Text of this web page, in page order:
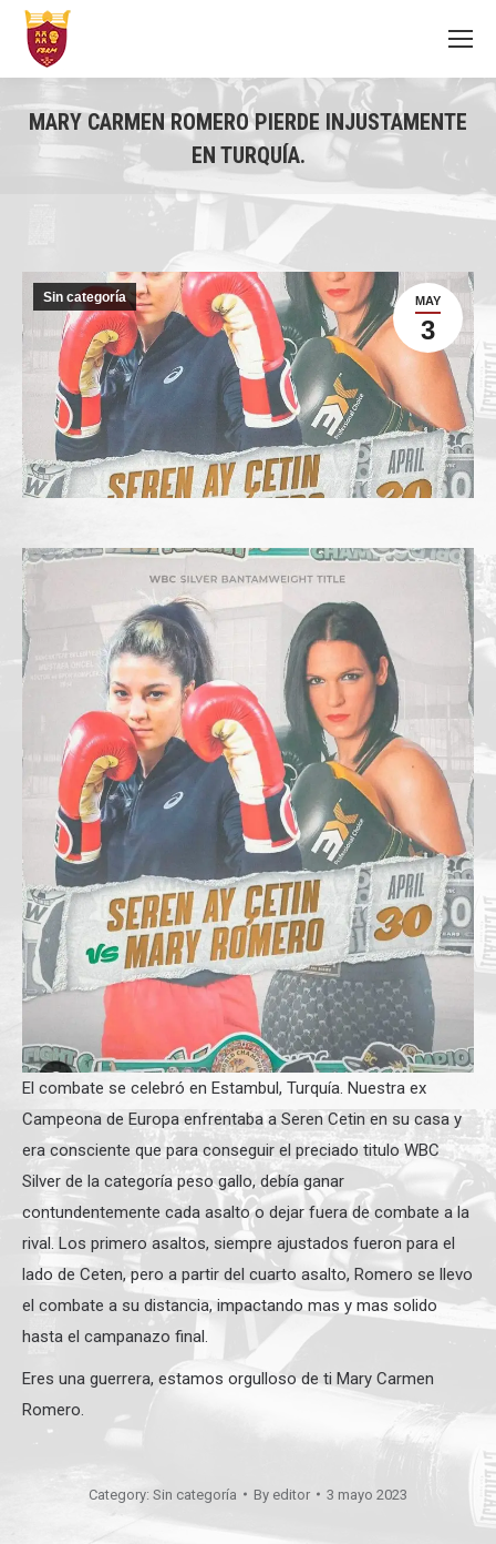
MARY CARMEN ROMERO PIERDE INJUSTAMENTE
EN TURQUÍA.
You are here:
MAY
3
Sin categoría
El combate se celebró en Estambul, Turquía. Nuestra ex
Campeona de Europa enfrentaba a Seren Cetin en su casa y
era consciente que para conseguir el preciado titulo WBC
Silver de la categoría peso gallo, debía ganar
contundentemente cada asalto o dejar fuera de combate a la
rival. Los primero asaltos, siempre ajustados fueron para el
lado de Ceten, pero a partir del cuarto asalto, Romero se llevo
el combate a su distancia, impactando mas y mas solido
hasta el campanazo final.
Eres una guerrera, estamos orgulloso de ti Mary Carmen
Romero.
Category: Sin categoría By editor 3 mayo 2023